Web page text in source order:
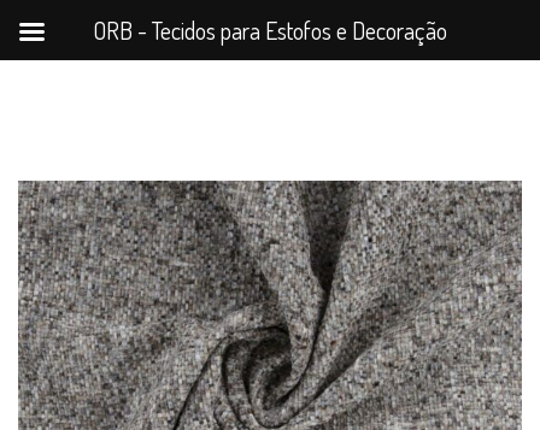
ORB - Tecidos para Estofos e Decoração